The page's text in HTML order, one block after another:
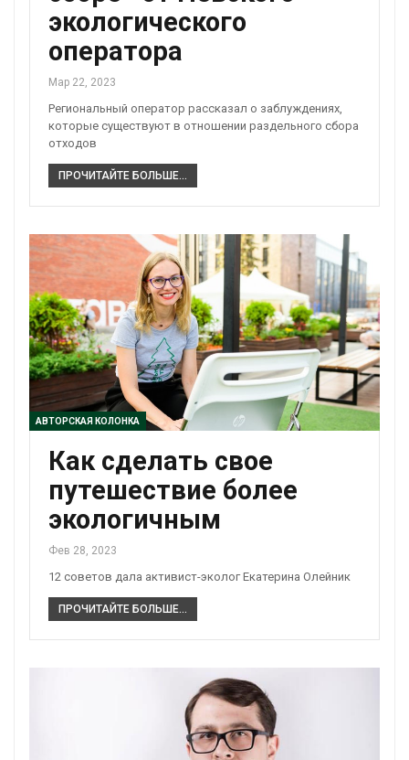
экологического
оператора
Мар 22, 2023
Региональный оператор рассказал о заблуждениях,
которые существуют в отношении раздельного сбора
отходов
ПРОЧИТАЙТЕ БОЛЬШЕ...
АВТОРСКАЯ КОЛОНКА
Как сделать свое
путешествие более
экологичным
Фев 28, 2023
12 советов дала активист-эколог Екатерина Олейник
ПРОЧИТАЙТЕ БОЛЬШЕ...